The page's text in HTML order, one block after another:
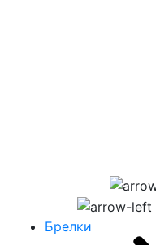
Брелки